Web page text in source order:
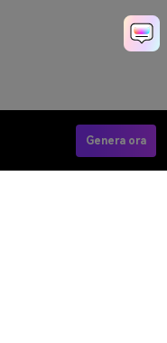
Genera ora